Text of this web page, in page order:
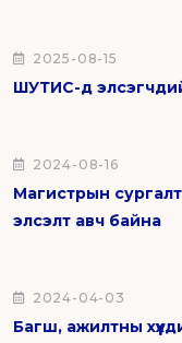
ШУТИС-д
2025-08-15
Магистрын
элсэлт авч байна
2024-08-16
Багш, ажилтны
2024-04-03